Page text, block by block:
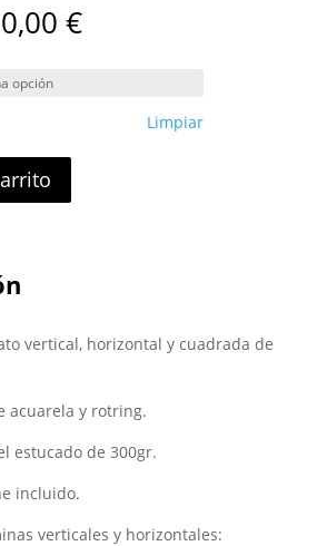
€Rango
de
5,00 €Limpiar
vertical, horizontal y cuadrada de
acuarela y rotring.
estucado de 300gr.
incluido.
verticales y horizontales: